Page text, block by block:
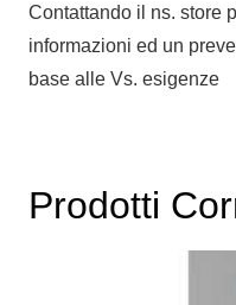
Contattando il ns. store
informazioni ed un
base alle Vs. esigenze
Prodotti